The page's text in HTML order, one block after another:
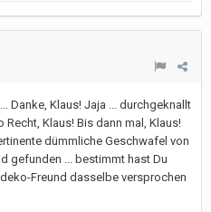
Danke, Klaus! Jaja ... durchgeknallt
Recht, Klaus! Bis dann mal, Klaus!
dümmliche Geschwafel von
gefunden ... bestimmt hast Du
Freund dasselbe versprochen